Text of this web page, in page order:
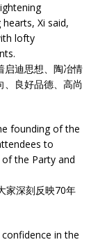
Xi said,
lofty
启迪思想、陶冶情
良好品德、高尚
founding of the
to
the Party and
家深刻反映70年
confidence in the